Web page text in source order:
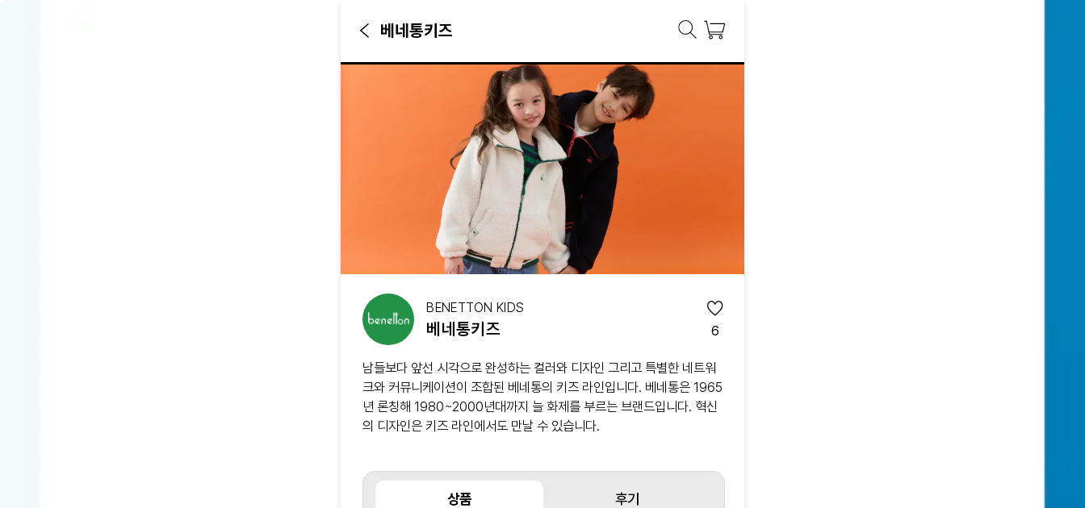
베네통키즈
베네통키즈 브랜드관
라운지웨어·셋업 등 베네통키즈 인기 상품을 만나보세요.
남들보다 앞선 시각으로 완성하는 컬러와 디자인 그리고 특별한 네트워크와 커뮤니케이션이 조합된 베네통의 키즈 라인입니다. 베네통은 1965
BENETTON KIDS
베네통키즈 6
남들보다 앞선 시각으로 완성하는 컬러와 디자인 그리고 특별한 네트워
크와 커뮤니케이션이 조합된 베네통의 키즈 라인입니다. 베네통은 1965
년 론칭해 1980~2000년대까지 늘 화제를 부르는 브랜드입니다. 혁신
의 디자인은 키즈 라인에서도 만날 수 있습니다.
상품 후기